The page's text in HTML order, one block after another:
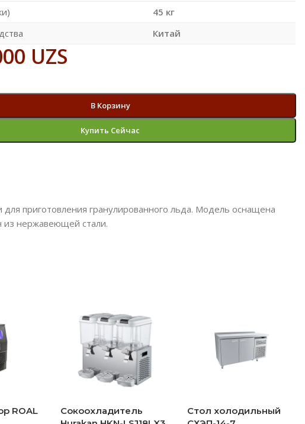
45 кг
Китай
UZS
В Корзину
Купить Сейчас
приготовления гранулированного льда. Модель оснащена
из нержавеющей стали.
ROAL
Сокоохладитель
Стол холодильный